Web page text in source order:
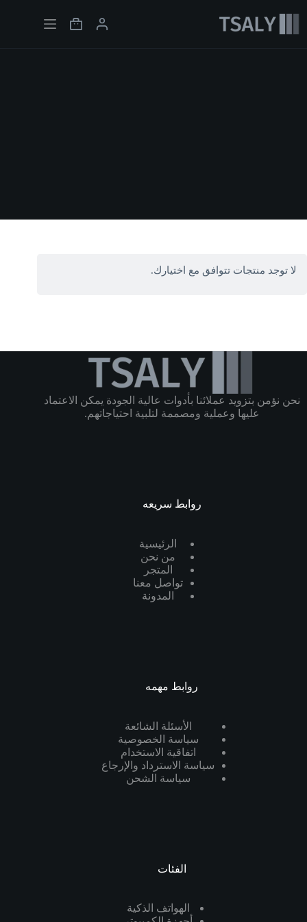
المحتوى
Shopping
لا توجد منتجات تتوافق مع اختيارك.
نحن نؤمن بتزويد عملائنا بأدوات عالية الجودة يمكن الاعتماد
عليها وعملية ومصممة لتلبية احتياجاتهم.
روابط سريعه
الرئيسية
من نحن
المتجر
تواصل معنا
المدونة
روابط مهمه
الأسئلة الشائعة
سياسة الخصوصية
اتفاقية الاستخدام
سياسة الاسترداد والإرجاع
سياسة الشحن
الفئات
الهواتف الذكية